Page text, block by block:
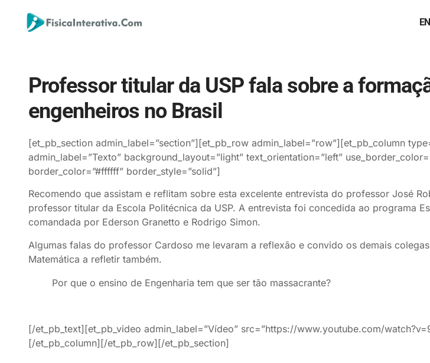
Professor titular da USP fala sobre a
engenheiros no Brasil
[et_pb_section admin_label=”section”][et_pb_row admin_label=”row”][et_pb_column
admin_label=”Texto” background_layout=”light” text_orientation=”left”
border_color=”#ffffff” border_style=”solid”]
Recomendo que assistam e reflitam sobre esta excelente entrevista do professor José
professor titular da Escola Politécnica da USP. A entrevista foi concedida ao programa
comandada por Ederson Granetto e Rodrigo Simon.
Algumas falas do professor Cardoso me levaram a reflexão e convido os demais
Matemática a refletir também.
Por que o ensino de Engenharia tem que ser tão massacrante?
[/et_pb_text][et_pb_video admin_label=”Vídeo” src=”https://www.youtube.com/
[/et_pb_column][/et_pb_row][/et_pb_section]